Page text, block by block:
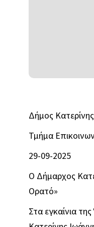
Δήμος Κατερίνης
Τμήμα
29-09-2025
Ο Δήμαρχος
Ορατό»
Στα εγκαίνια